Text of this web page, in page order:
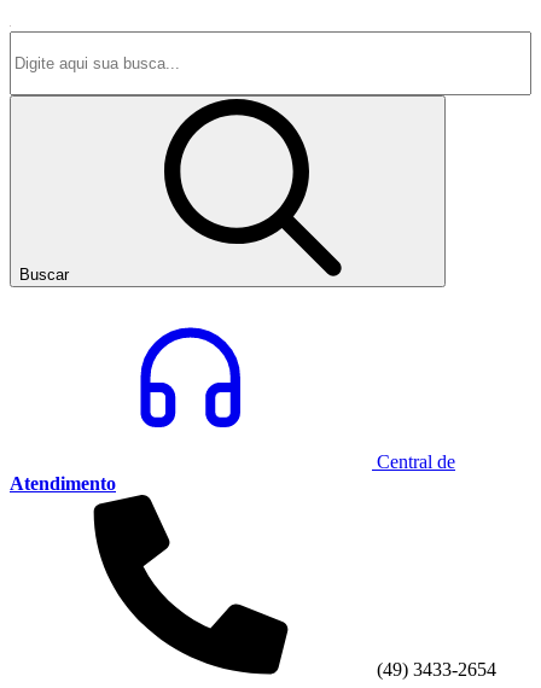
Buscar
Central de
Atendimento
(49) 3433-2654